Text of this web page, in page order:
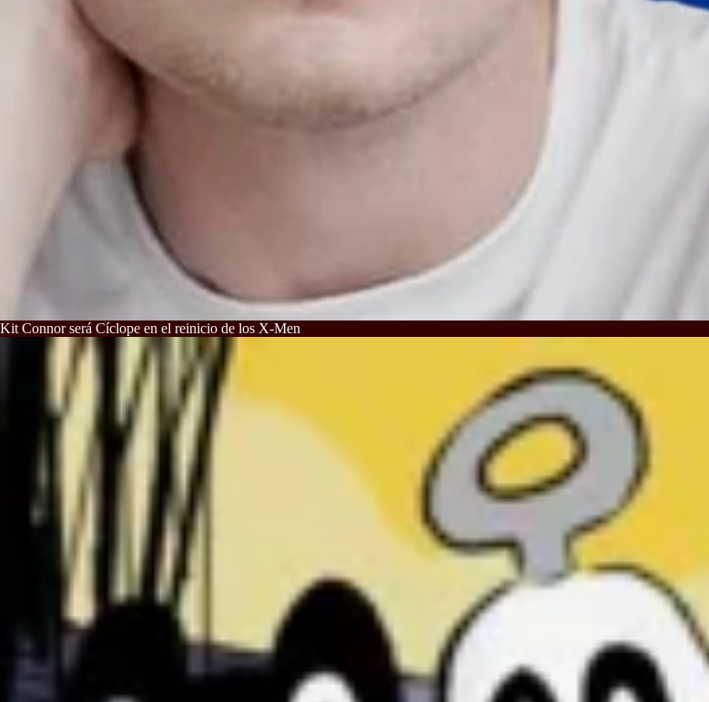
Kit Connor será Cíclope en el reinicio de los X-Men